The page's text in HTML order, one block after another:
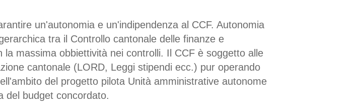
un'autonomia e un'indipendenza al CCF. Autonomia
tra il Controllo cantonale delle finanze e
massima obbiettività nei controlli. Il CCF è soggetto alle
cantonale (LORD, Leggi stipendi ecc.) pur operando
del progetto pilota Unità amministrative autonome
del budget concordato.